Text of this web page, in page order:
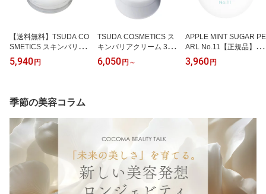
【送料無料】TSUDA CO
SMETICS スキンバリア
バーム 18g / 保護バーム
フェイスクリーム ベスト
地 ツダコスメ
5,940 円
TSUDA COSMETICS ス
キンバリアクリーム 35g
65g / 保湿クリーム ゆら
ぎ肌 乾燥 保湿 エイジン
6,050 円 ～
APPLE MINT SUGAR PE
ARL No.11【正規品】ア
ップルミントシュガーパ
ール ナンバー11 ソリッ
3,960 円
季節の美容コラム